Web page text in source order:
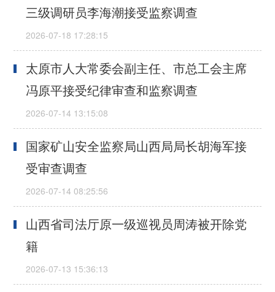
三级调研员李海潮接受监察调查
太原市人大常委会副主任、市总工会主席
冯原平接受纪律审查和监察调查
国家矿山安全监察局山西局局长胡海军接
受审查调查
山西省司法厅原一级巡视员周涛被开除党
籍